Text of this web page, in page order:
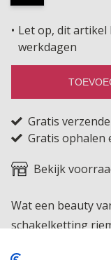
Let op, dit artikel
werkdagen
Gratis
Gratis ophalen
Bekijk
Wat een beauty
schakelketting